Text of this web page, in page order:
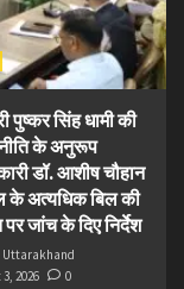
पुष्कर सिंह धामी की
के अनुरूप
डॉ. आशीष चौहान
अत्यधिक बिल की
जांच के दिए निर्देश
Uttarakhand
2026
0